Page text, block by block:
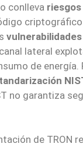
conlleva riesgos
lateral
de energía.
no garantiza
de TRON